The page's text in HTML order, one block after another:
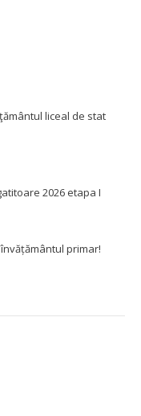
liceal de stat
2026 etapa I
primar!